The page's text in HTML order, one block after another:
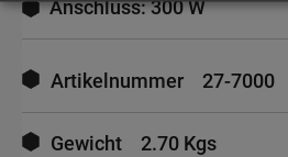
Anschluss: 300 W
Informationen
Artikelnummer 27-7000
Gewicht 2.70 Kgs